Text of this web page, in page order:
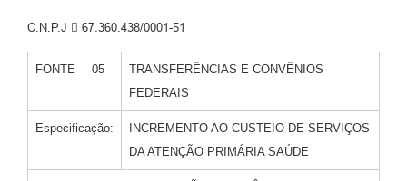
C.N.P.J  67.360.438/0001-51
FONTE 05
TRANSFERÊNCIAS E CONVÊNIOS
FEDERAIS
Especificação:
INCREMENTO AO CUSTEIO DE SERVIÇOS
DA ATENÇÃO PRIMÁRIA SAÚDE